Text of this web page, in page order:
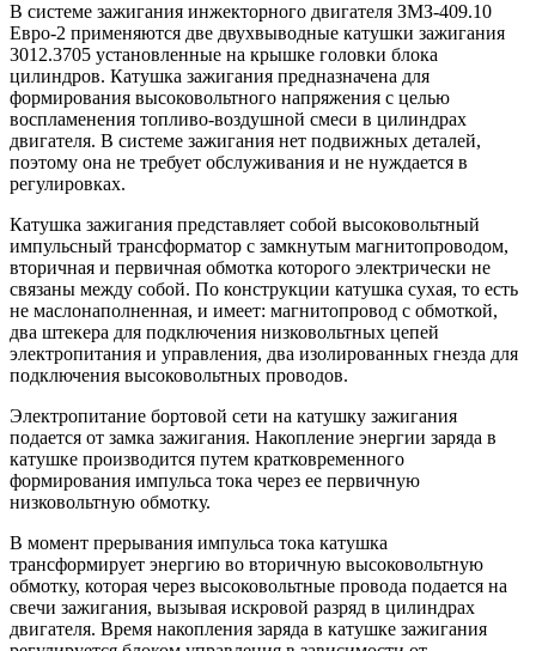
В системе зажигания инжекторного двигателя ЗМЗ-409.10
Евро-2 применяются две двухвыводные катушки зажигания
3012.3705 установленные на крышке головки блока
цилиндров. Катушка зажигания предназначена для
формирования высоковольтного напряжения с целью
воспламенения топливо-воздушной смеси в цилиндрах
двигателя. В системе зажигания нет подвижных деталей,
поэтому она не требует обслуживания и не нуждается в
регулировках.
Катушка зажигания представляет собой высоковольтный
импульсный трансформатор с замкнутым магнитопроводом,
вторичная и первичная обмотка которого электрически не
связаны между собой. По конструкции катушка сухая, то есть
не маслонаполненная, и имеет: магнитопровод с обмоткой,
два штекера для подключения низковольтных цепей
электропитания и управления, два изолированных гнезда для
подключения высоковольтных проводов.
Электропитание бортовой сети на катушку зажигания
подается от замка зажигания. Накопление энергии заряда в
катушке производится путем кратковременного
формирования импульса тока через ее первичную
низковольтную обмотку.
В момент прерывания импульса тока катушка
трансформирует энергию во вторичную высоковольтную
обмотку, которая через высоковольтные провода подается на
свечи зажигания, вызывая искровой разряд в цилиндрах
двигателя. Время накопления заряда в катушке зажигания